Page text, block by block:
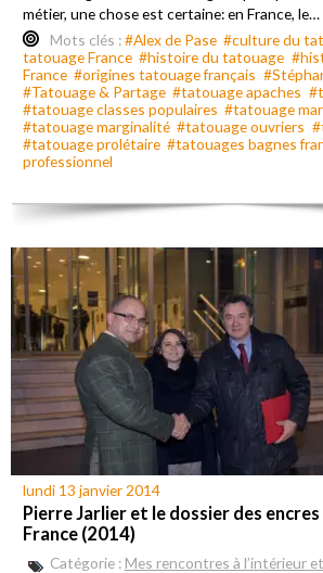
métier, une chose est certaine: en France, le…
Mots clés :#Alex de Pase #culture du
tatouage France #histoire du tatouage
France #origines tatouage français
#Tatouage & Partage #tatouage apaches
#tatouage classes populaires #tatouage
#tatouage marginalité #tatouage ouvriers
#tatouage prolétaire #tatouages bagnes
professionnel
lundi 13 janvier 2014
Pierre Jarlier et le dossier des
France (2014)
Catégorie : Mes rencontres à l’intérieur